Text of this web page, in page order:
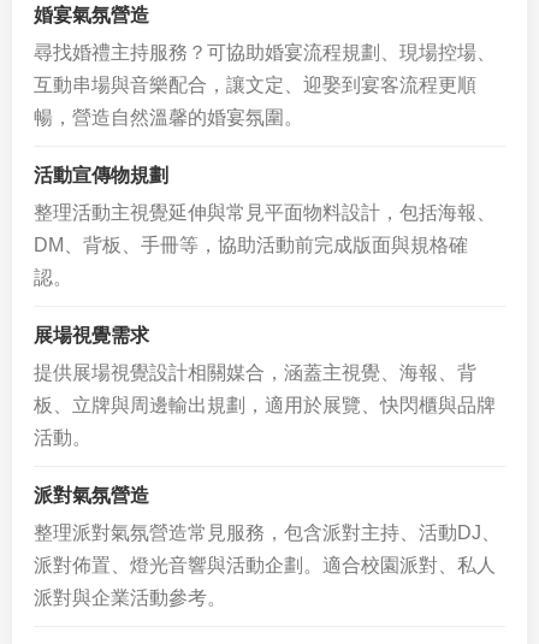
婚宴氣氛營造
尋找婚禮主持服務？可協助婚宴流程規劃、現場控場、
互動串場與音樂配合，讓文定、迎娶到宴客流程更順
暢，營造自然溫馨的婚宴氛圍。
活動宣傳物規劃
整理活動主視覺延伸與常見平面物料設計，包括海報、
DM、背板、手冊等，協助活動前完成版面與規格確
認。
展場視覺需求
提供展場視覺設計相關媒合，涵蓋主視覺、海報、背
板、立牌與周邊輸出規劃，適用於展覽、快閃櫃與品牌
活動。
派對氣氛營造
整理派對氣氛營造常見服務，包含派對主持、活動DJ、
派對佈置、燈光音響與活動企劃。適合校園派對、私人
派對與企業活動參考。